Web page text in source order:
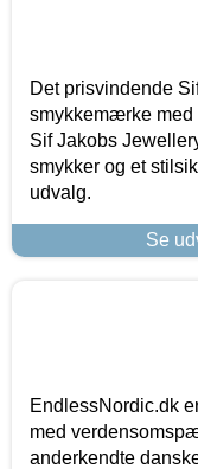
Det prisvindende
smykkemærke med
Sif Jakobs
smykker og et
udvalg.
Se
EndlessNordic.dk
med
anderkendte